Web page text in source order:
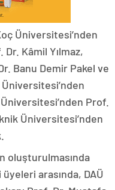
Üniversitesi’nden
Kâmil Yılmaz,
Banu Demir Pakel ve
Prof.
Üniversitesi’nden
oluşturulmasında
arasında, DAÜ